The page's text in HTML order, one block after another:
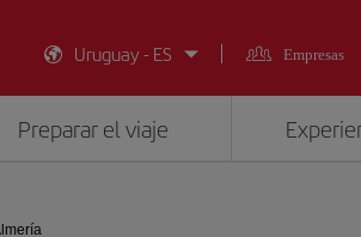
Uruguay - ES
Empresas
Preparar el viaje